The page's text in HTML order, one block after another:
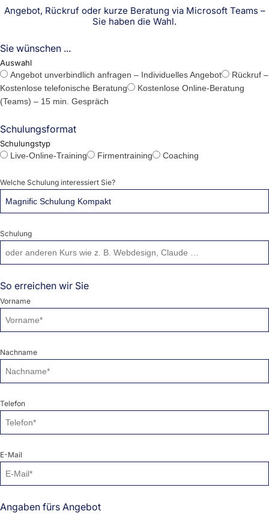
Angebot, Rückruf oder kurze Beratung via Microsoft Teams –
Sie haben die Wahl.
Sie wünschen ...
Auswahl
Angebot unverbindlich anfragen – Individuelles Angebot
Rückruf –
Kostenlose telefonische Beratung
Kostenlose Online-Beratung
(Teams) – 15 min. Gespräch
Schulungsformat
Schulungstyp
Live-Online-Training
Firmentraining Coaching
Welche Schulung interessiert Sie?
Schulung
So erreichen wir Sie
Vorname
Nachname
Telefon
E-Mail
Angaben fürs Angebot